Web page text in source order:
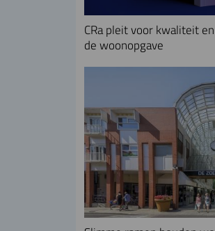
CRa pleit voor kwaliteit
de woonopgave